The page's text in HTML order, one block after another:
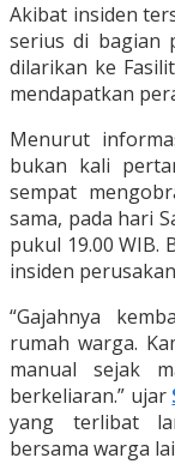
Akibat insiden
serius di bagian
dilarikan ke
mendapatkan
Menurut
bukan kali
sempat
sama, pada hari
pukul 19.00 WIB.
insiden
“Gajahnya
rumah warga.
manual sejak
berkeliaran.” ujar
yang terlibat
bersama warga